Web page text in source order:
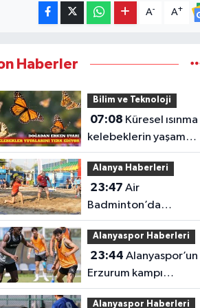
A- A+
Haberler
Bilim ve Teknoloji
07:08
kelebeklerin yaşam
alanlarını değiştiriyor
Alanya Haberleri
23:47 Air
Badminton’da
şampiyonluk heyecanı
Alanya’da
Alanyaspor Haberleri
23:44 Alanyaspor’un
Erzurum kampı
tamamlandı
Alanyaspor Haberleri